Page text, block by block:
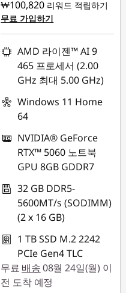
₩100,820 리워드 적립하기
무료 가입하기
AMD 라이젠™ AI 9
465 프로세서 (2.00
GHz 최대 5.00 GHz)
Windows 11 Home
64
NVIDIA® GeForce
RTX™ 5060 노트북
GPU 8GB GDDR7
32 GB DDR5-
5600MT/s (SODIMM)
(2 x 16 GB)
1 TB SSD M.2 2242
PCIe Gen4 TLC
무료 배송08월 24일(월) 이
전 도착 예정